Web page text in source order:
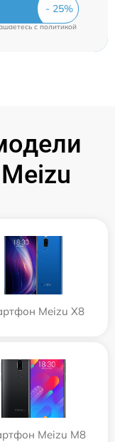
cполитикой
Meizu X8
Meizu M8